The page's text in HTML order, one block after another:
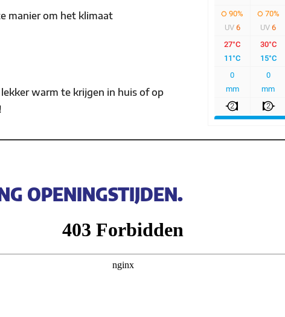
manier om het klimaat
warm te krijgen in huis of op
OPENINGSTIJDEN.